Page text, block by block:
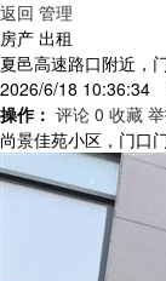
返回 管理
房产 出租
夏邑高速路口附近，
2026/6/18
操作： 评论 0 收藏
尚景佳苑小区，门口